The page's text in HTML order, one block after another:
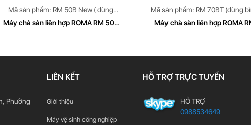
Mã sản phẩm: RM 50B New ( dùng
bình Accquy)
Máy chà sàn liên hợp ROMA RM 50B
Mã sản phẩm: RM 70BT (dùng
Accquy)
Máy chà sàn liên hợp ROMA
Phường
LIÊN KẾT
Giới thiệu
Máy vệ sinh công nghiệp
HỖ TRỢ TRỰC TUYẾN
HỖ TRỢ
0988534649